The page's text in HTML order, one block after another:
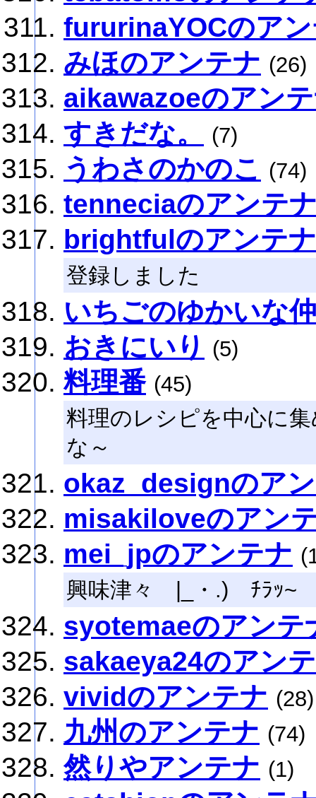
fururinaYOCのア
みほのアンテナ (26)
aikawazoeのアン
すきだな。
(7)
うわさのかのこ (74)
tenneciaのアンテ
brightfulのアンテナ
登録しました
いちごのゆかいな
おきにいり
(5)
料理番 (45)
料理のレシピを中心に
な～
okaz_designのア
misakiloveのアン
mei_jpのアンテナ
興味津々 |_・.) ﾁﾗｯ~
syotemaeのアンテ
sakaeya24のアン
vividのアンテナ (28)
九州のアンテナ (74)
然りやアンテナ (1)